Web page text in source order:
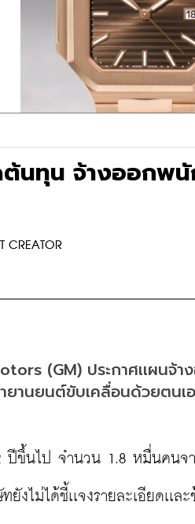
นทุน จ้างออกพนั
(GM) ประกาศเเผนจ้
นยนต์ขับเคลื่อนด้วยตนเอง
ปีขึ้นไป จำนวน 1.8 หมื่นคน
ไม่ได้ชี้เเจงรายละเอียดเเล